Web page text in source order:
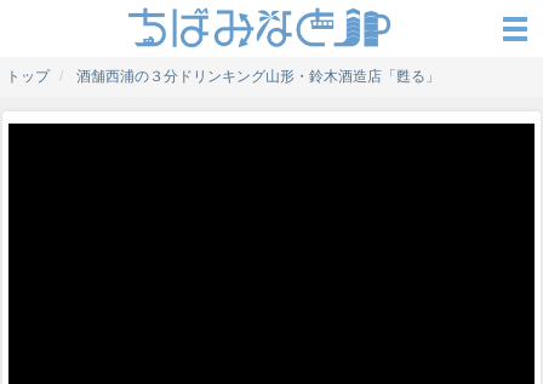
トップ 酒舗西浦の３分ドリンキング山形・鈴木酒造店「甦る」